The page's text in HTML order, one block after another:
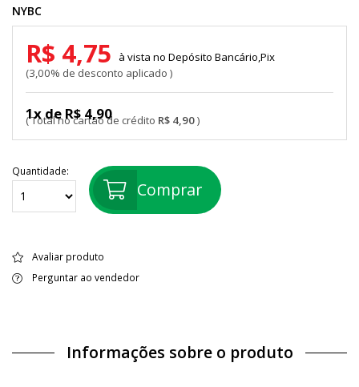
NYBC
R$ 4,90
1x de R$ 4,90
R$ 4,75
3,00% de desconto aplicado
Depósito Bancário,Pix
Quantidade:
Comprar
Avaliar produto
Perguntar ao vendedor
Informações sobre o produto